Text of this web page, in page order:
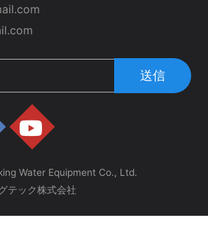
送信
Water Equipment Co., Ltd.
テック株式会社